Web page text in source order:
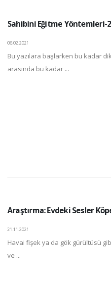
Sahibini Eğitme Yöntemleri-
06.02.2021
Bu yazılara başlarken bu kadar
arasında bu kadar ...
Araştırma: Evdeki Sesler
21.11.2021
Havai fişek ya da gök gürültüsü
ve ...